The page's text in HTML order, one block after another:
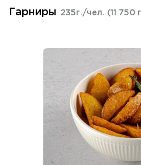
Гарниры 235г./чел. (11 750